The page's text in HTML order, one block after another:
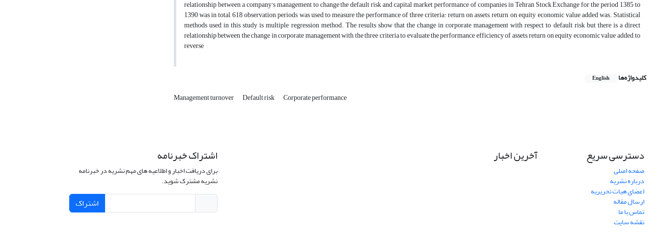
relationship between a company's management to change the default risk and capital market performance of companies in Tehran Stock Exchange for the period 1385 to
1390 was in total, 618 observation periods was used to measure the performance of three criteria: return on assets, return on equity, economic value added was. Statistical
methods used in this study is multiple regression method. The results show that the change in corporate management with respect to default risk but there is a direct
relationship between the change in corporate management with the three criteria to evaluate the performance efficiency of assets, return on equity economic value added, to
reverse
کلیدواژه‌ها English
Management turnover Default risk Corporate performance
دسترسی سریع
صفحه اصلی
درباره نشریه
اعضای هیات تحریریه
ارسال مقاله
تماس با ما
نقشه سایت
آخرین اخبار اشتراک خبرنامه
برای دریافت اخبار و اطلاعیه های مهم نشریه در خبرنامه
نشریه مشترک شوید.
اشتراک